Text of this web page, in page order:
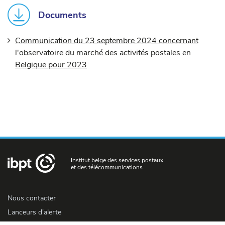
axis
displaying
%.
Range:
80
Documents
Communication du 23 septembre 2024 concernant
l'observatoire du marché des activités postales en
Belgique pour 2023
Institut belge des services postaux
et des télécommunications
Nous contacter
Lanceurs d'alerte